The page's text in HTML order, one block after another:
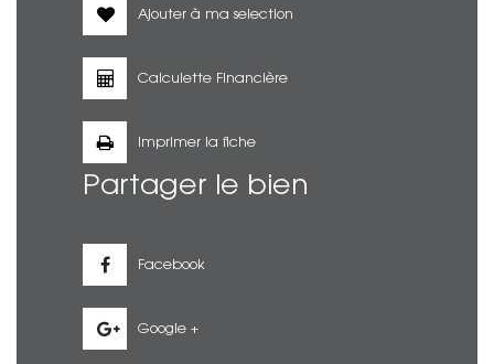
Ajouter à ma selection
Calculette Financière
Imprimer la fiche
Partager le bien
Facebook
Google +